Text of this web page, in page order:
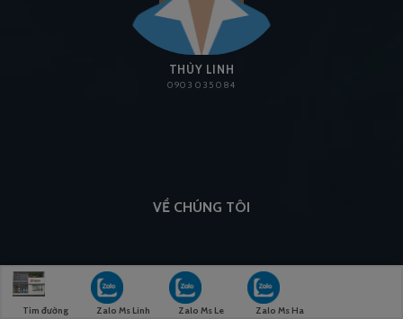
THÙY LINH
0903 035 084
VỀ CHÚNG TÔI
Giới Thiệu
Tìm đường Zalo Ms Linh Zalo Ms Le Zalo Ms Ha